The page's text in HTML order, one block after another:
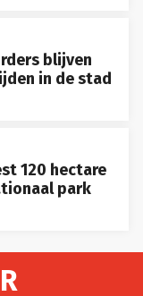
blijven
in de stad
120 hectare
park